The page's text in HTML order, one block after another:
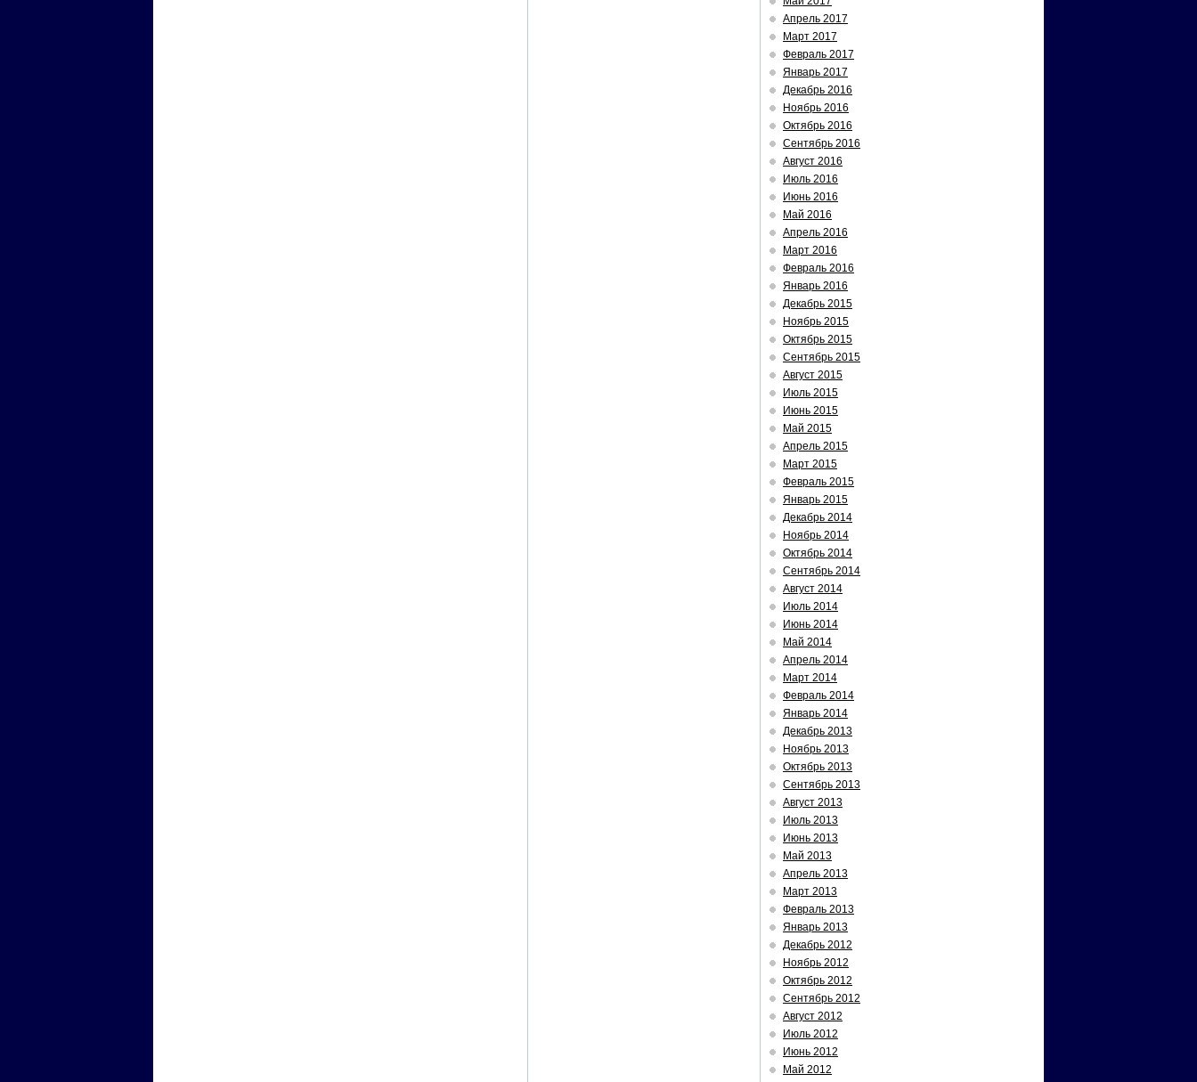
Апрель 2017
Март 2017
Февраль 2017
Январь 2017
Декабрь 2016
Ноябрь 2016
Октябрь 2016
Сентябрь 2016
Август 2016
Июль 2016
Июнь 2016
Май 2016
Апрель 2016
Март 2016
Февраль 2016
Январь 2016
Декабрь 2015
Ноябрь 2015
Октябрь 2015
Сентябрь 2015
Август 2015
Июль 2015
Июнь 2015
Май 2015
Апрель 2015
Март 2015
Февраль 2015
Январь 2015
Декабрь 2014
Ноябрь 2014
Октябрь 2014
Сентябрь 2014
Август 2014
Июль 2014
Июнь 2014
Май 2014
Апрель 2014
Март 2014
Февраль 2014
Январь 2014
Декабрь 2013
Ноябрь 2013
Октябрь 2013
Сентябрь 2013
Август 2013
Июль 2013
Июнь 2013
Май 2013
Апрель 2013
Март 2013
Февраль 2013
Январь 2013
Декабрь 2012
Ноябрь 2012
Октябрь 2012
Сентябрь 2012
Август 2012
Июль 2012
Июнь 2012
Май 2012